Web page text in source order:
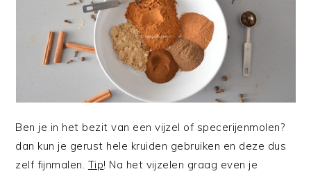
Ben je in het bezit van een vijzel of specerijenmolen?
dan kun je gerust hele kruiden gebruiken en deze dus
zelf fijnmalen. Tip! Na het vijzelen graag even je